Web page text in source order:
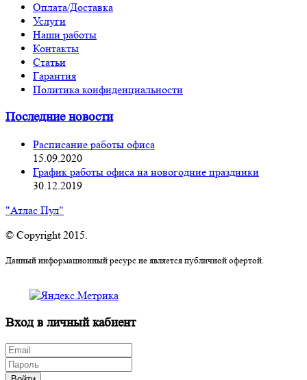
Оплата/Доставка
Услуги
Наши работы
Контакты
Статьи
Гарантия
Политика конфиденциальности
Последние новости
Расписание работы офиса
15.09.2020
График работы офиса на новогодние праздники
30.12.2019
"Атлас Пул"
© Copyright 2015.
Данный информационный ресурс не является публичной офертой.
Вход в личный кабиент